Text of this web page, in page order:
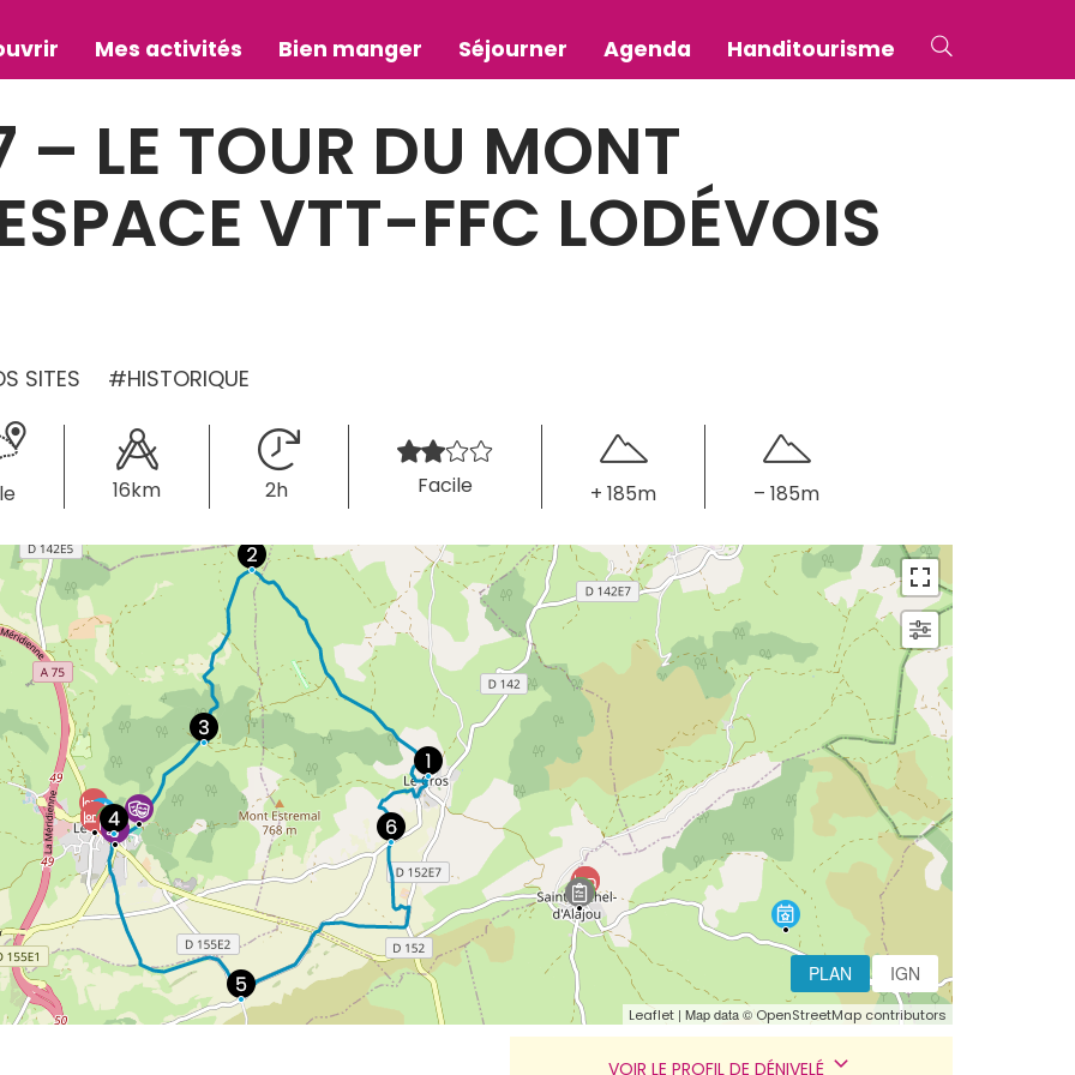
Mes activités Bien manger Séjourner Agenda Handitourisme
– LE TOUR DU MONT
VTT-FFC LODÉVOIS
SITES HISTORIQUE
16km 2h Facile + 185m – 185m
PLAN IGN
Leaflet | Map data © OpenStreetMap contributors
VOIR LE PROFIL DE DÉNIVELÉ